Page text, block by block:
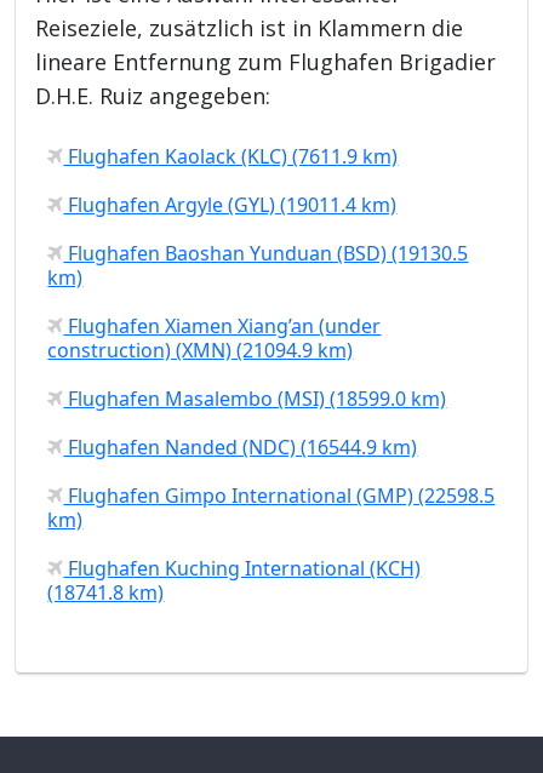
Reiseziele, zusätzlich ist in Klammern die
lineare Entfernung zum Flughafen Brigadier
D.H.E. Ruiz angegeben:
Flughafen Kaolack (KLC) (7611.9 km)
Flughafen Argyle (GYL) (19011.4 km)
Flughafen Baoshan Yunduan (BSD) (19130.5
km)
Flughafen Xiamen Xiang’an (under
construction) (XMN) (21094.9 km)
Flughafen Masalembo (MSI) (18599.0 km)
Flughafen Nanded (NDC) (16544.9 km)
Flughafen Gimpo International (GMP) (22598.5
km)
Flughafen Kuching International (KCH)
(18741.8 km)